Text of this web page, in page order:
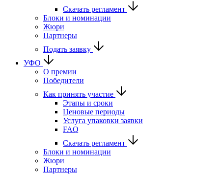
Скачать регламент
Блоки и номинации
Жюри
Партнеры
Подать заявку
УФО
О премии
Победители
Как принять участие
Этапы и сроки
Ценовые периоды
Услуга упаковки заявки
FAQ
Скачать регламент
Блоки и номинации
Жюри
Партнеры